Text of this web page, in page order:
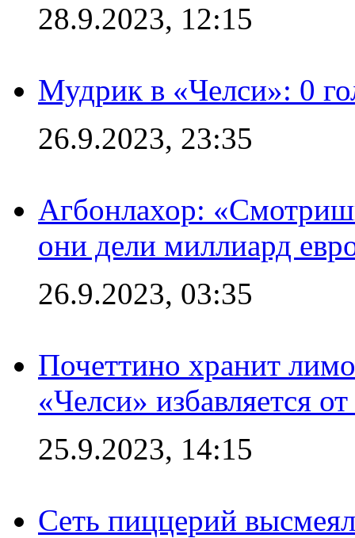
28.9.2023, 12:15
Мудрик в «Челси»: 0
26.9.2023, 23:35
Агбонлахор:
они дели миллиард
26.9.2023, 03:35
Почеттино хранит
«Челси» избавляется
25.9.2023, 14:15
Сеть пиццерий